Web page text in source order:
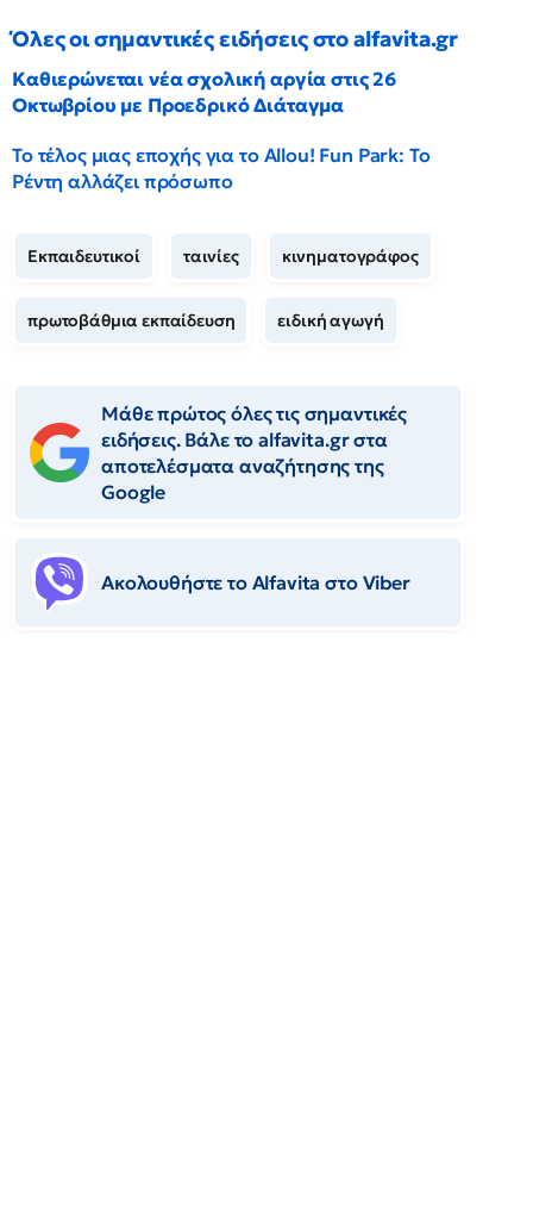
Όλες οι σημαντικές ειδήσεις στο alfavita.gr
Καθιερώνεται νέα σχολική αργία στις 26
Οκτωβρίου με Προεδρικό Διάταγμα
Το τέλος μιας εποχής για το Allou! Fun Park: Το
Ρέντη αλλάζει πρόσωπο
Εκπαιδευτικοί ταινίες κινηματογράφος
πρωτοβάθμια εκπαίδευση ειδική αγωγή
Μάθε πρώτος όλες τις σημαντικές
ειδήσεις. Βάλε το alfavita.gr στα
αποτελέσματα αναζήτησης της
Google
Ακολουθήστε το Αlfavita στο Viber